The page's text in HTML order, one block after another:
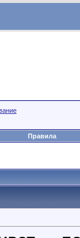
Правила